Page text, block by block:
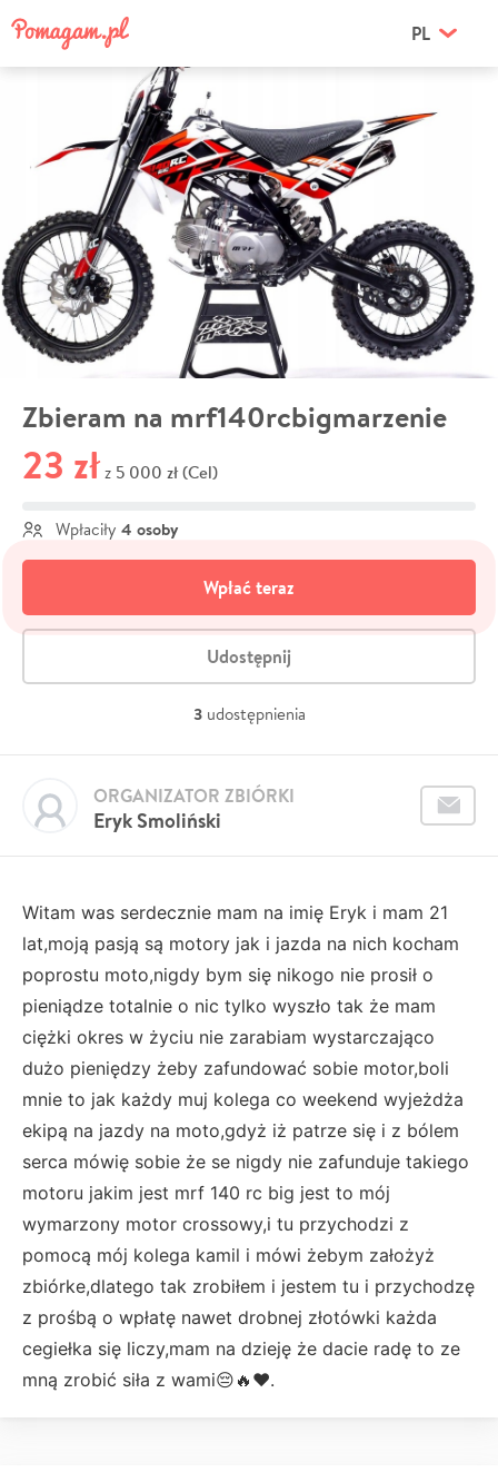
PL
Zbieram na mrf140rcbigmarzenie
23 zł z 5 000 zł (Cel)
Wpłaciły 4 osoby
Wpłać teraz
Udostępnij
3 udostępnienia
Eryk Smoliński
ORGANIZATOR ZBIÓRKI
Witam was serdecznie mam na imię Eryk i mam 21
lat,moją pasją są motory jak i jazda na nich kocham
poprostu moto,nigdy bym się nikogo nie prosił o
pieniądze totalnie o nic tylko wyszło tak że mam
ciężki okres w życiu nie zarabiam wystarczająco
dużo pieniędzy żeby zafundować sobie motor,boli
mnie to jak każdy muj kolega co weekend wyjeżdża
ekipą na jazdy na moto,gdyż iż patrze się i z bólem
serca mówię sobie że se nigdy nie zafunduje takiego
motoru jakim jest mrf 140 rc big jest to mój
wymarzony motor crossowy,i tu przychodzi z
pomocą mój kolega kamil i mówi żebym założyż
zbiórke,dlatego tak zrobiłem i jestem tu i przychodzę
z prośbą o wpłatę nawet drobnej złotówki każda
cegiełka się liczy,mam na dzieję że dacie radę to ze
mną zrobić siła z wami😔🔥❤️.